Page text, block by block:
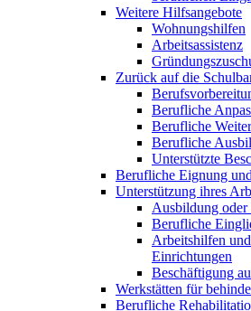
Weitere Hilfsangebote
Wohnungshilfen
Arbeitsassistenz
Zurück auf die
Berufliche
Berufliche
Berufliche
Unterstützte
Berufliche Eignung
Unterstützung ihres
Ausbildung
Berufliche
Arbeitshilfen
Einrichtungen
Beschäftigung
Werkstätten für
Berufliche